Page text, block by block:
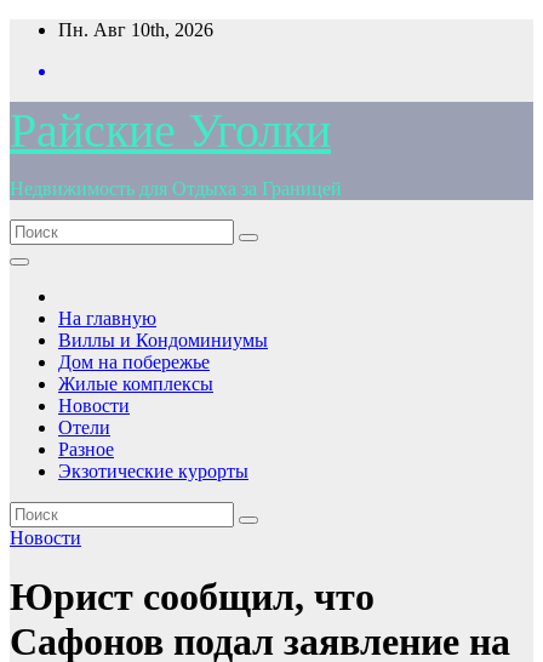
Перейти
содержимому
Пн. Авг 10th, 2026
Райские Уголки
Недвижимость для Отдыха за Границей
На главную
Виллы и Кондоминиумы
Дом на побережье
Жилые комплексы
Новости
Отели
Разное
Экзотические курорты
Новости
Юрист сообщил, что
Сафонов подал заявление на